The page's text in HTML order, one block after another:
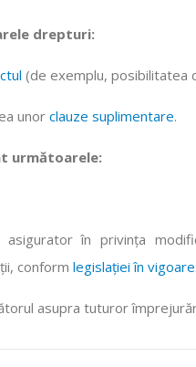
drepturi:
(de exemplu, posibilitatea
unor clauze suplimentare.
următoarele:
în privința
conform legislației în vigoare.
asupra tuturor